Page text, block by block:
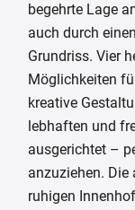
begehrte Lage
auch durch
Grundriss. Vier
Möglichkeiten
kreative
lebhaften und
ausgerichtet –
anzuziehen. Die
ruhigen